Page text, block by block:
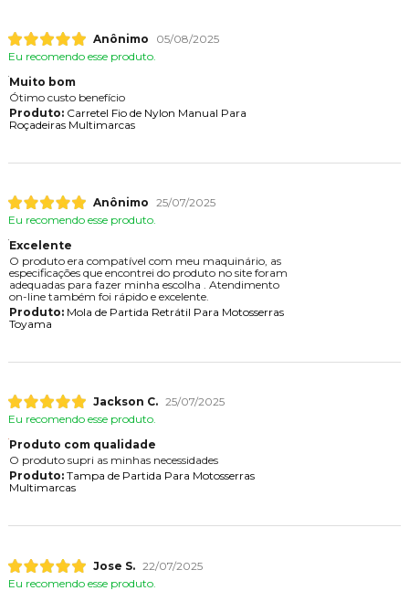
Anônimo
05/08/2025
Eu recomendo esse produto.
Muito bom
Ótimo custo benefício
Produto:Carretel Fio de Nylon Manual Para
Roçadeiras Multimarcas
Anônimo 25/07/2025
Eu recomendo esse produto.
Excelente
O produto era compatível com meu maquinário, as
especificações que encontrei do produto no site foram
adequadas para fazer minha escolha . Atendimento
on-line também foi rápido e excelente.
Produto:Mola de Partida Retrátil Para Motosserras
Toyama
Jackson C. 25/07/2025
Eu recomendo esse produto.
Produto com qualidade
O produto supri as minhas necessidades
Produto:Tampa de Partida Para Motosserras
Multimarcas
Jose S. 22/07/2025
Eu recomendo esse produto.